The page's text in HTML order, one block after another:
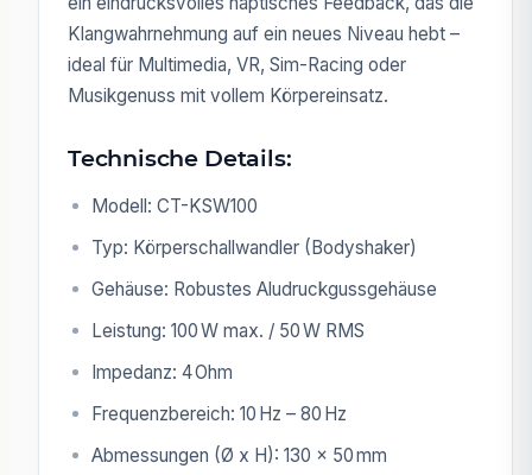
Klangwahrnehmung auf ein neues Niveau hebt –
ideal für Multimedia, VR, Sim-Racing oder
Musikgenuss mit vollem Körpereinsatz.
Technische Details:
Modell: CT-KSW100
Typ: Körperschallwandler (Bodyshaker)
Gehäuse: Robustes Aludruckgussgehäuse
Leistung: 100 W max. / 50 W RMS
Impedanz: 4 Ohm
Frequenzbereich: 10 Hz – 80 Hz
Abmessungen (Ø x H): 130 × 50 mm